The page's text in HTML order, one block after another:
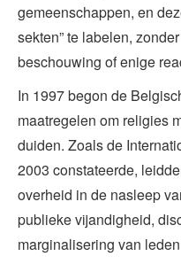
gemeenschappen, en
sekten” te labelen,
beschouwing of enige
In 1997 begon de
maatregelen om religies
duiden. Zoals de
2003 constateerde,
overheid in de nasleep
publieke vijandigheid,
marginalisering van